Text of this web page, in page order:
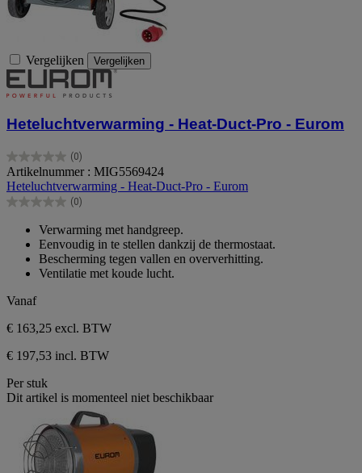
Vergelijken Vergelijken
Heteluchtverwarming - Heat-Duct-Pro - Eurom
(0)
0.0
van
de
5
Artikelnummer : MIG5569424
Heteluchtverwarming - Heat-Duct-Pro - Eurom
(0)
0.0
sterren.
Verwarming met handgreep.
Eenvoudig in te stellen dankzij de thermostaat.
Bescherming tegen vallen en oververhitting.
Ventilatie met koude lucht.
Vanaf
€ 163,25 excl. BTW
€ 197,53 incl. BTW
Per stuk
Dit artikel is momenteel niet beschikbaar